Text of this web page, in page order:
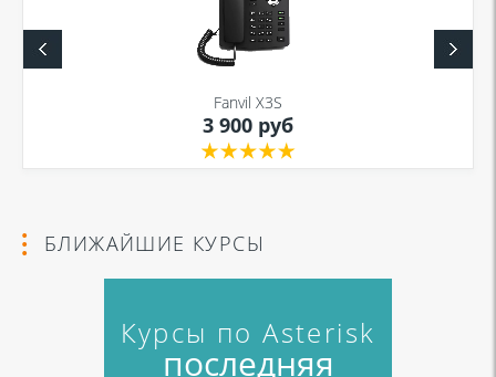
Fanvil X3S
3 900 руб
БЛИЖАЙШИЕ КУРСЫ
Курсы по Asterisk
последняя